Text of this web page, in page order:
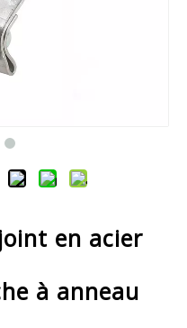
en acier
à anneau